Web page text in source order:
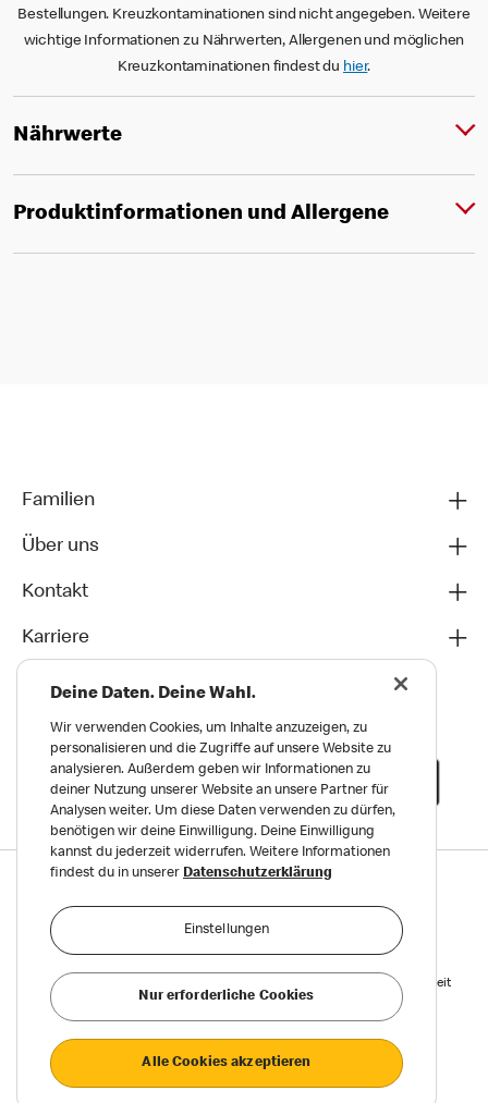
Bestellungen. Kreuzkontaminationen sind nicht angegeben. Weitere
wichtige Informationen zu Nährwerten, Allergenen und möglichen
Kreuzkontaminationen findest du hier.
Nährwerte
Produktinformationen und Allergene
Familien
Über uns
Kontakt
Karriere
Datenschutz
Reports on Human and Environmental Rights Erklärung zur Barrierefreiheit
Privatsphäre Einstellungen
©2026 McDonald’s. Alle Rechte vorbehalten.
Deine Daten. Deine Wahl.
Wir verwenden Cookies, um Inhalte anzuzeigen, zu
personalisieren und die Zugriffe auf unsere Website zu
analysieren. Außerdem geben wir Informationen zu
deiner Nutzung unserer Website an unsere Partner für
Analysen weiter. Um diese Daten verwenden zu dürfen,
benötigen wir deine Einwilligung. Deine Einwilligung
kannst du jederzeit widerrufen. Weitere Informationen
findest du in unserer Datenschutzerklärung
Einstellungen
Nur erforderliche Cookies
Alle Cookies akzeptieren